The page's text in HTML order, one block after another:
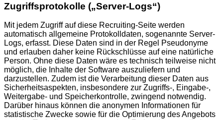
Zugriffsprotokolle („Server-Logs“)
Mit jedem Zugriff auf diese Recruiting-Seite werden
automatisch allgemeine Protokolldaten, sogenannte Server-
Logs, erfasst. Diese Daten sind in der Regel Pseudonyme
und erlauben daher keine Rückschlüsse auf eine natürliche
Person. Ohne diese Daten wäre es technisch teilweise nicht
möglich, die Inhalte der Software auszuliefern und
darzustellen. Zudem ist die Verarbeitung dieser Daten aus
Sicherheitsaspekten, insbesondere zur Zugriffs-, Eingabe-,
Weitergabe- und Speicherkontrolle, zwingend notwendig.
Darüber hinaus können die anonymen Informationen für
statistische Zwecke sowie für die Optimierung des Angebots